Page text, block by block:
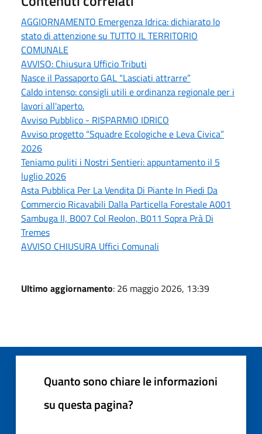
AGGIORNAMENTO Emergenza Idrica: dichiarato lo
stato di attenzione su TUTTO IL TERRITORIO
COMUNALE
AVVISO: Chiusura Ufficio Tributi
Nasce il Passaporto GAL “Lasciati attrarre”
Caldo intenso: consigli utili e ordinanza regionale per i
lavori all'aperto.
Avviso Pubblico - RISPARMIO IDRICO
Avviso progetto “Squadre Ecologiche e Leva Civica”
2026
Teniamo puliti i Nostri Sentieri: appuntamento il 5
luglio 2026
Asta Pubblica Per La Vendita Di Piante In Piedi Da
Commercio Ricavabili Dalla Particella Forestale A001
Sambuga II, B007 Col Reolon, B011 Sopra Prà Di
Tremes
AVVISO CHIUSURA Uffici Comunali
Ultimo aggiornamento: 26 maggio 2026, 13:39
Quanto sono chiare le informazioni
su questa pagina?